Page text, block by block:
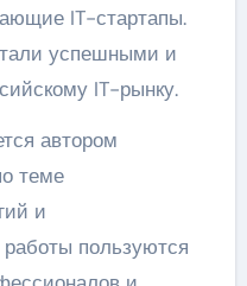
IT-стартапы.
успешными и
IT-рынку.
автором
теме
и
пользуются